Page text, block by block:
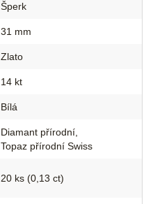
Šperk
31 mm
Zlato
14 kt
Bílá
Diamant přírodní
Topaz přírodní Swiss
20 ks (0,13 ct)